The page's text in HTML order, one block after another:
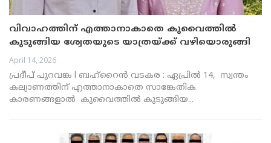
വിവാഹത്തിന് എത്താനാകാതെ കുവൈത്തിൽ
കുടുങ്ങിയ ശ്വേതയുടെ യാത്രയ്ക്ക് വഴിയൊരുങ്ങി
April 14, 2026
പ്രദീപ് പുറവങ്ക l ബഹ്റൈൻ വടകര : ഏപ്രിൽ 14, സ്വന്തം
കല്യാണത്തിന് എത്താനാകാതെ സാങ്കേതിക
കാരണങ്ങളാൽ കുവൈത്തിൽ കുടുങ്ങിയ...